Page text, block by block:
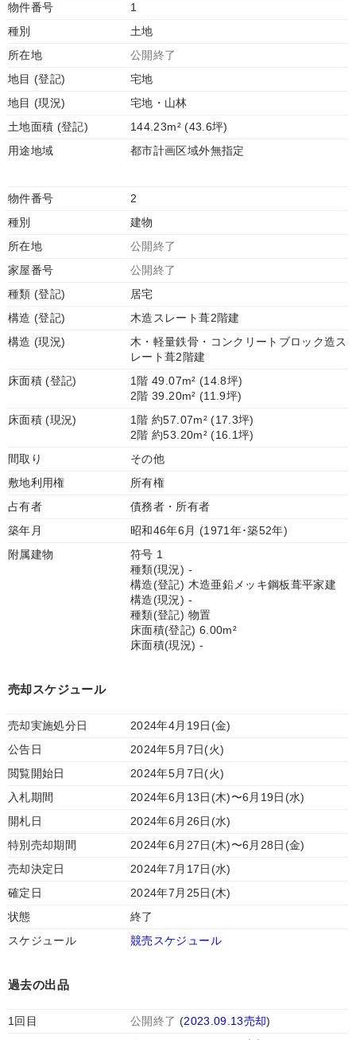
物件番号
1
種別
土地
所在地
公開終了
地目 (登記)
宅地
地目 (現況)
宅地・山林
土地面積 (登記)
144.23m² (43.6坪)
用途地域
都市計画区域外無指定
物件番号
2
種別
建物
所在地
公開終了
家屋番号
公開終了
種類 (登記)
居宅
構造 (登記)
木造スレート葺2階建
構造 (現況)
木・軽量鉄骨・コンクリートブロック造ス
レート葺2階建
床面積 (登記)
1階 49.07m² (14.8坪)
2階 39.20m² (11.9坪)
床面積 (現況)
1階 約57.07m² (17.3坪)
2階 約53.20m² (16.1坪)
間取り
その他
敷地利用権
所有権
占有者
債務者・所有者
築年月
昭和46年6月 (1971年･築52年)
附属建物
符号 1
種類(現況) -
構造(登記) 木造亜鉛メッキ鋼板葺平家建
構造(現況) -
種類(登記) 物置
床面積(登記) 6.00m²
床面積(現況) -
売却スケジュール
売却実施処分日
2024年4月19日(金)
公告日
2024年5月7日(火)
閲覧開始日
2024年5月7日(火)
入札期間
2024年6月13日(木)〜6月19日(水)
開札日
2024年6月26日(水)
特別売却期間
2024年6月27日(木)〜6月28日(金)
売却決定日
2024年7月17日(水)
確定日
2024年7月25日(木)
状態
終了
スケジュール
競売スケジュール
過去の出品
1回目 公開終了 (2023.09.13売却)